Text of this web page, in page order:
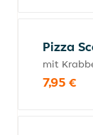
Pizza
mit
7,95 €